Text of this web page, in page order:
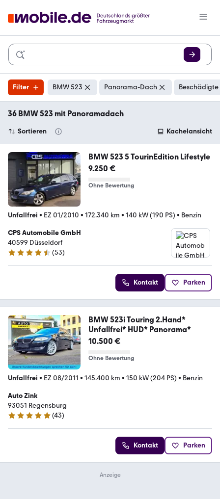
Filter BMW 523 Panorama-Dach
36 BMW 523 mit Panoramadach
Sortieren Kachelansicht
BMW 523 5 TourinEdition Lifestyle
9.250 €
Ohne Bewertung
Unfallfrei • EZ 01/2010 • 172.340 km • 140 kW (190 PS) • Benzin
CPS Automobile GmbH
40599 Düsseldorf
4.6 Sterne
(53)
Kontakt Parken
BMW 523i Touring 2.Hand*
Unfallfrei* HUD* Panorama*
10.500 €
Ohne Bewertung
Unfallfrei • EZ 08/2011 • 145.400 km • 150 kW (204 PS) • Benzin
Auto Zink
93051 Regensburg
5 Sterne
(43)
Kontakt Parken